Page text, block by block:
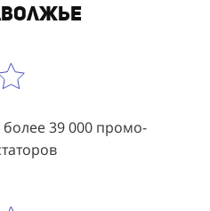
39 000 промо-